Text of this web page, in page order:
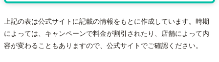
上記の表は公式サイトに記載の情報をもとに作成しています。時期
によっては、キャンペーンで料金が割引されたり、店舗によって内
容が変わることもありますので、公式サイトでご確認ください。